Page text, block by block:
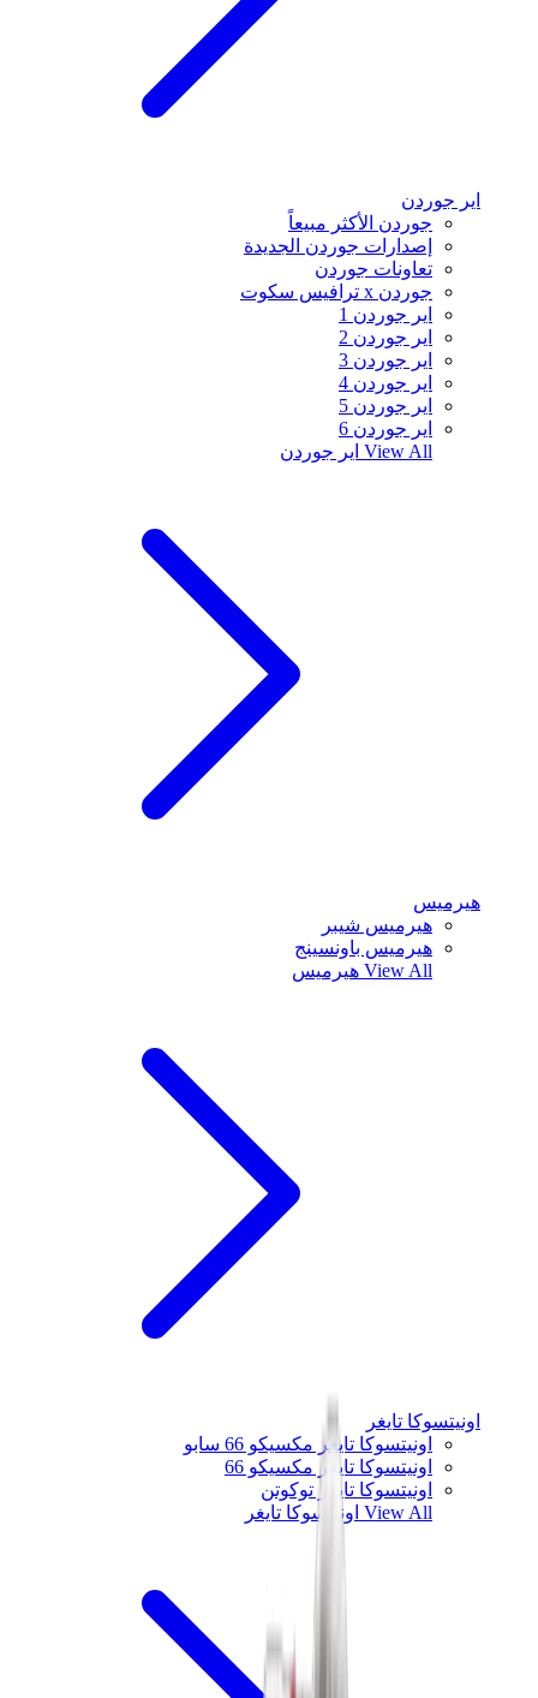
اير جوردن
جوردن الأكثر مبيعاً
إصدارات جوردن الجديدة
تعاونات جوردن
جوردن x ترافيس سكوت
اير جوردن 1
اير جوردن 2
اير جوردن 3
اير جوردن 4
اير جوردن 5
اير جوردن 6
View All اير جوردن
هيرميس
هيرميس شيبر
هيرميس باونسينج
View All هيرميس
اونيتسوكا تايغر
اونيتسوكا تايغر مكسيكو 66 سابو
اونيتسوكا تايغر مكسيكو 66
اونيتسوكا تايغر توكوتن
View All اونيتسوكا تايغر